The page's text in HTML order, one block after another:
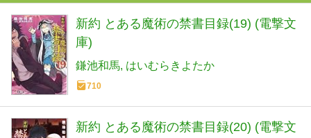
新約 とある魔術の禁書目録(19) (電撃文
庫)
鎌池和馬 はいむらきよたか
710
新約 とある魔術の禁書目録(20) (電撃文